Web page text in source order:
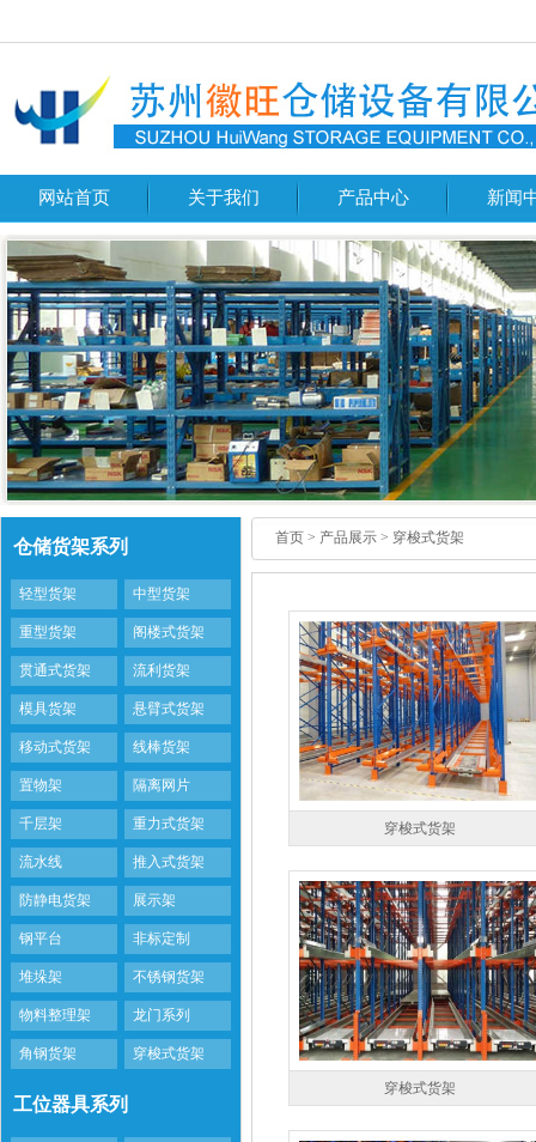
网站首页 关于我们 产品中心 新闻
仓储货架系列
轻型货架 中型货架
重型货架 阁楼式货架
贯通式货架 流利货架
模具货架 悬臂式货架
移动式货架 线棒货架
置物架 隔离网片
千层架 重力式货架
流水线 推入式货架
防静电货架 展示架
钢平台 非标定制
堆垛架 不锈钢货架
物料整理架 龙门系列
角钢货架 穿梭式货架
工位器具系列
首页 > 产品展示 > 穿梭式货架
穿梭式货架
穿梭式货架